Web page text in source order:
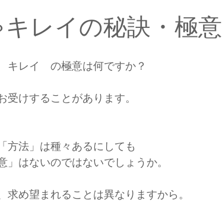
レイの秘訣・極意
キレイ　の極意は何ですか？
受けすることがあります。
方法」は種々あるにしても
」はないのではないでしょうか。
求め望まれることは異なりますから。